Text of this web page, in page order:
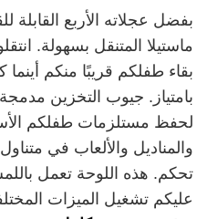
بفضل عجلاته الأربع القابلة
ماستيلا المتنقل بسهولة.
بقاء طفلكم قريبًا منكم
بامتياز. جيوب التخزين
لحفظ مستلزمات طفلكم
والمناديل والألعاب في
تحكم. هذه اللوحة تعمل
عليكم تشغيل الميزات